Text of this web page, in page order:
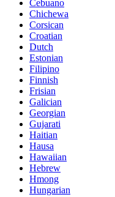
Cebuano
Chichewa
Corsican
Croatian
Dutch
Estonian
Filipino
Finnish
Frisian
Galician
Georgian
Gujarati
Haitian
Hausa
Hawaiian
Hebrew
Hmong
Hungarian